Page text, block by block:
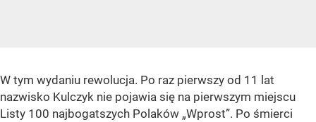
W tym wydaniu rewolucja. Po raz pierwszy od 11 lat
nazwisko Kulczyk nie pojawia się na pierwszym miejscu
Listy 100 najbogatszych Polaków „Wprost”. Po śmierci